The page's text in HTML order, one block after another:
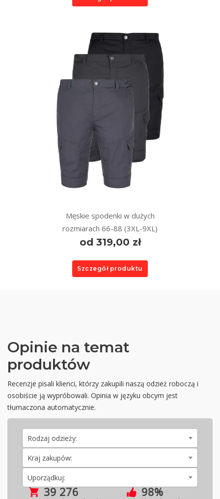
Męskie spodenki w dużych
rozmiarach 66-88 (3XL-9XL)
od 319,00 zł
Szczegół produktu
Opinie na temat
produktów
Recenzje pisali klienci, którzy zakupili naszą odzież roboczą i
osobiście ją wypróbowali. Opinia w języku obcym jest
tłumaczona automatycznie.
Rodzaj odzieży:
Kraj zakupów:
Uporządkuj:
39 276 98%